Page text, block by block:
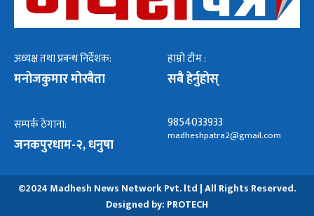
अध्यक्ष तथा प्रबन्ध निर्देशक:
मनोजकुमार मोरबैता
हाम्रो टीम :
सबै हेर्नुहोस्
सम्पर्क ठेगाना:
जनकपुरधाम-२, धनुषा
9854033933
madheshpatra2@gmail.com
©2024 Madhesh News Network Pvt. ltd | All Rights Reserved.
Designed by: PROTECH